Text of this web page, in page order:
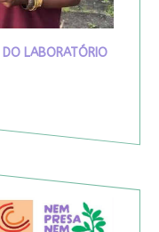
DO LABORATÓRIO